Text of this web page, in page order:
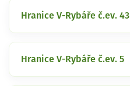
Hranice V-Rybáře č.ev. 43
Hranice V-Rybáře č.ev. 5